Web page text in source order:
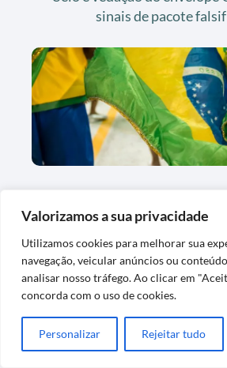
Valorizamos a sua privacidade
Utilizamos cookies para melhorar sua
navegação, veicular anúncios ou
analisar nosso tráfego. Ao clicar em
concorda com o uso de cookies.
Personalizar Rejeitar tudo
sinais de pacote
que esperar e como